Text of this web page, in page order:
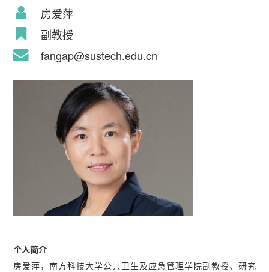
房爱萍
副教授
fangap@sustech.edu.cn
个人简介
房爱萍，南方科技大学公共卫生及应急管理学院副教授、研究